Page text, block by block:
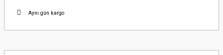
Aynı gün kargo